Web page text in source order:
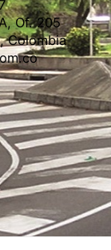
Of. 205
Colombia